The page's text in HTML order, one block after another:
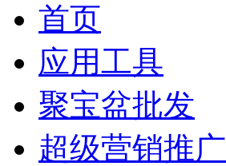
首页
应用工具
聚宝盆批发
超级营销推广